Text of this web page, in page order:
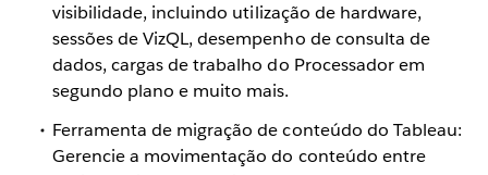
visibilidade, incluindo utilização de hardware,
sessões de VizQL, desempenho de consulta de
dados, cargas de trabalho do Processador em
segundo plano e muito mais.
Ferramenta de migração de conteúdo do Tableau:
Gerencie a movimentação do conteúdo entre